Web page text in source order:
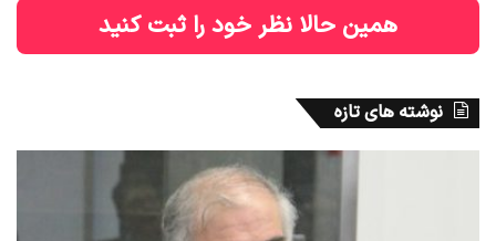
همین حالا نظر خود را ثبت کنید
نوشته های تازه